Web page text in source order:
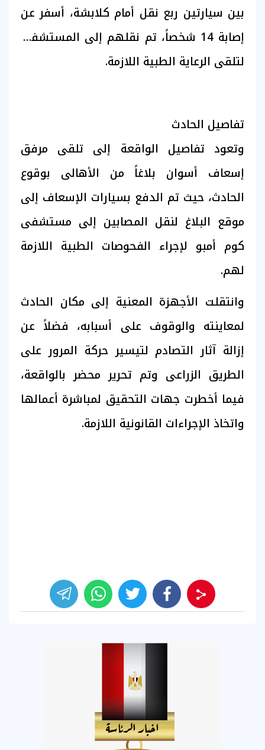
بين سيارتين ربع نقل أمام كلابشة، أسفر عن
إصابة 14 شخصاً، تم نقلهم إلى المستشفى
لتلقى الرعاية الطبية اللازمة.
تفاصيل الحادث
وتعود تفاصيل الواقعة إلى تلقى مرفق
إسعاف أسوان بلاغاً من الأهالى بوقوع
الحادث، حيث تم الدفع بسيارات الإسعاف إلى
موقع البلاغ لنقل المصابين إلى مستشفى
كوم أمبو لإجراء الفحوصات الطبية اللازمة
لهم.
وانتقلت الأجهزة المعنية إلى مكان الحادث
لمعاينته والوقوف على أسبابه، فضلاً عن
إزالة آثار التصادم لتيسير حركة المرور على
الطريق الزراعى وتم تحرير محضر بالواقعة،
فيما أخطرت جهات التحقيق لمباشرة أعمالها
واتخاذ الإجراءات القانونية اللازمة.